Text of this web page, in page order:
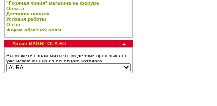
"Горячая линия" магазина на форуме
Оплата
Доставка заказов
Условия работы
О нас
Форма обратной связи
Архив MAGNITOLA.RU
Вы можете ознакомиться с моделями прошлых лет,
уже исключенных из основного каталога